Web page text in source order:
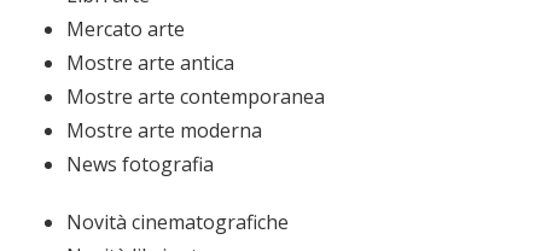
Mercato arte
Mostre arte antica
Mostre arte contemporanea
Mostre arte moderna
News fotografia
Novità cinematografiche